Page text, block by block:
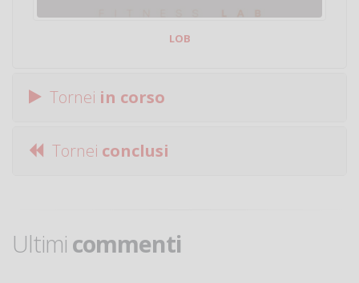
LOB
Tornei in corso
Tornei conclusi
Ultimi commenti